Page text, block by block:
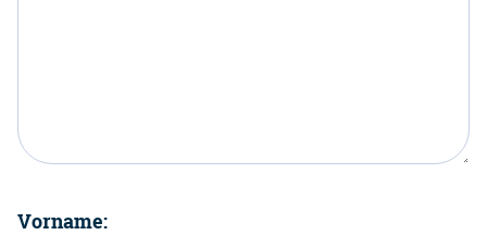
Vorname: